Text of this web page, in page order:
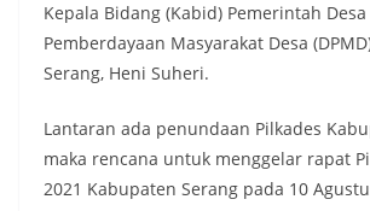
Kepala Bidang (Kabid) Pemerintah
Pemberdayaan Masyarakat Desa
Serang, Heni Suheri.
Lantaran ada penundaan Pilkades
maka rencana untuk menggelar rapat
2021 Kabupaten Serang pada 10